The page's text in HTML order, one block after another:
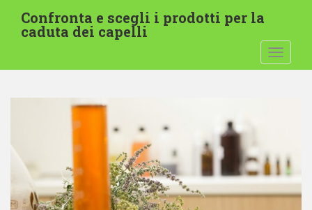
l
Confronta e scegli i prodotti per la
caduta dei capelli